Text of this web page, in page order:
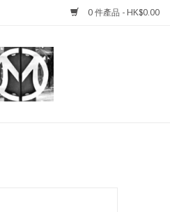
0 件產品 - HK$0.00